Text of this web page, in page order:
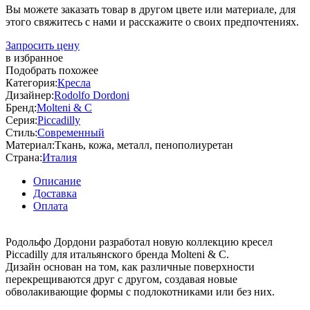
Вы можете заказать товар в другом цвете или материале, для
этого свяжитесь с нами и расскажите о своих предпочтениях.
Запросить цену
в избранное
Подобрать похожее
Категория:Кресла
Дизайнер:Rodolfo Dordoni
Бренд:Molteni & C
Серия:Piccadilly
Стиль:Современный
Материал:Ткань, кожа, металл, пенополиуретан
Страна:Италия
Описание
Доставка
Оплата
Родольфо Дордони разработал новую коллекцию кресел
Piccadilly для итальянского бренда Molteni & C.
Дизайн основан на том, как различные поверхности
перекрещиваются друг с другом, создавая новые
обволакивающие формы с подлокотниками или без них.